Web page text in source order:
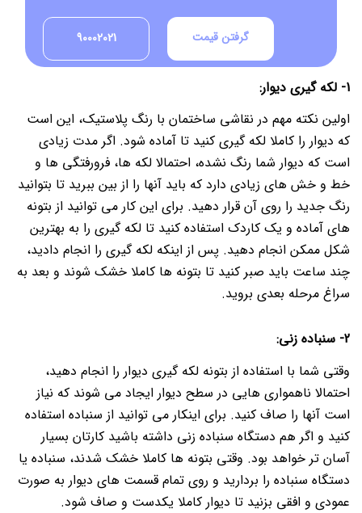
90002021 گرفتن قیمت
1- لکه گیری دیوار:
اولین نکته مهم در نقاشی ساختمان با رنگ پلاستیک، این است
که دیوار را کاملا لکه گیری کنید تا آماده شود. اگر مدت زیادی
است که دیوار شما رنگ نشده، احتمالا لکه ها، فرورفتگی ها و
خط و خش های زیادی دارد که باید آنها را از بین ببرید تا بتوانید
رنگ جدید را روی آن قرار دهید. برای این کار می توانید از بتونه
های آماده و یک کاردک استفاده کنید تا لکه گیری را به بهترین
شکل ممکن انجام دهید. پس از اینکه لکه گیری را انجام دادید،
چند ساعت باید صبر کنید تا بتونه ها کاملا خشک شوند و بعد به
سراغ مرحله بعدی بروید.
2- سنباده زنی:
وقتی شما با استفاده از بتونه لکه گیری دیوار را انجام دهید،
احتمالا ناهمواری هایی در سطح دیوار ایجاد می شوند که نیاز
است آنها را صاف کنید. برای اینکار می توانید از سنباده استفاده
کنید و اگر هم دستگاه سنباده زنی داشته باشید کارتان بسیار
آسان تر خواهد بود. وقتی بتونه ها کاملا خشک شدند، سنباده یا
دستگاه سنباده را بردارید و روی تمام قسمت های دیوار به صورت
عمودی و افقی بزنید تا دیوار کاملا یکدست و صاف شود.